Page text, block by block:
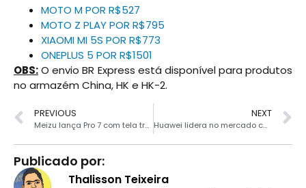
MOTO M POR R$527
MOTO Z PLAY POR R$795
XIAOMI MI 5S POR R$773
ONEPLUS 5 POR R$1501
OBS:O envio BR Express está disponível para produtos
no armazém China, HK e HK-2.
PREVIOUS
Meizu lança Pro 7 com tela traseira e duas câmeras
NEXT
Huawei lidera no mercado chinês e Xiaomi ultrapassa a Apple
Publicado por:
Thalisson Teixeira